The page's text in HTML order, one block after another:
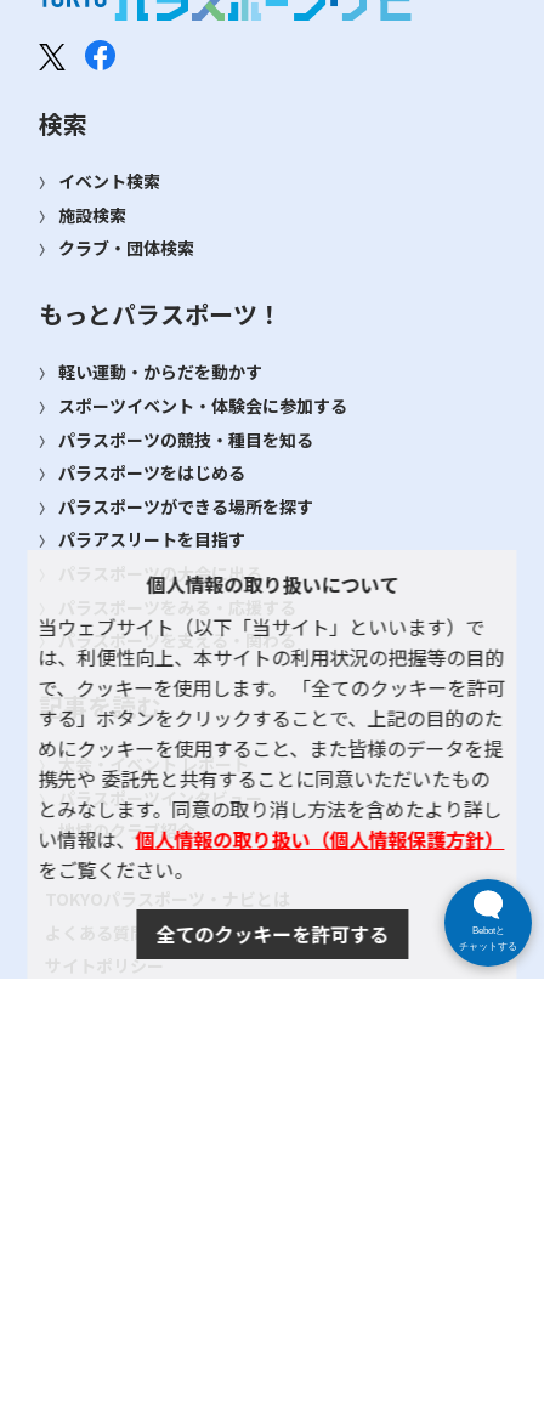
検索
イベント検索
施設検索
クラブ・団体検索
もっとパラスポーツ！
軽い運動・からだを動かす
スポーツイベント・体験会に参加する
パラスポーツの競技・種目を知る
パラスポーツをはじめる
パラスポーツができる場所を探す
パラアスリートを目指す
パラスポーツの大会に出る
パラスポーツを支える・関わる
記事を読む
大会・イベント レポート
パラスポーツインタビュー
地域のクラブ紹介
サイトポリシー
個人情報の取り扱いについて
当ウェブサイト（以下「当サイト」といいます）で
は、利便性向上、本サイトの利用状況の把握等の目的
で、クッキーを使用します。 「全てのクッキーを許可
する」ボタンをクリックすることで、上記の目的のた
めにクッキーを使用すること、また皆様のデータを提
携先や 委託先と共有することに同意いただいたもの
とみなします。同意の取り消し方法を含めたより詳し
い情報は、個人情報の取り扱い（個人情報保護方針）
をご覧ください。
全てのクッキーを許可する
Bebotと
チャットする